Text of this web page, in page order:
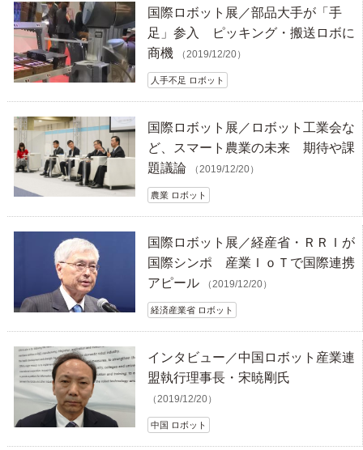
国際ロボット展／部品大手が「手
足」参入 ピッキング・搬送ロボに
商機
（2019/12/20）
人手不足 ロボット
国際ロボット展／ロボット工業会な
ど、スマート農業の未来 期待や課
題議論
（2019/12/20）
農業 ロボット
国際ロボット展／経産省・ＲＲＩが
国際シンポ 産業ＩｏＴで国際連携
アピール
（2019/12/20）
経済産業省 ロボット
インタビュー／中国ロボット産業連
盟執行理事長・宋暁剛氏
（2019/12/20）
中国 ロボット